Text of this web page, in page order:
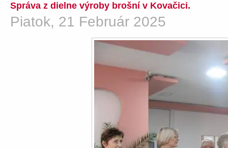
Správa z dielne výroby brošní v Kovačici.
Piatok, 21 Február 2025